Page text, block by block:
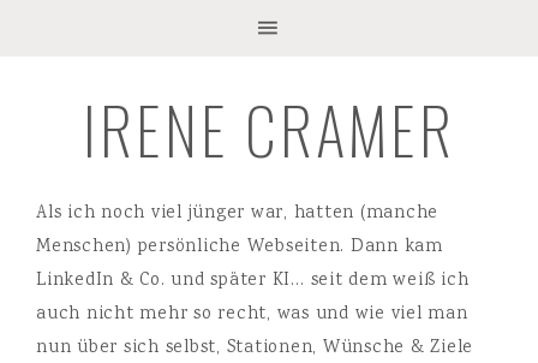
IRENE CRAMER
Als ich noch viel jünger war, hatten (manche
Menschen) persönliche Webseiten. Dann kam
LinkedIn & Co. und später KI… seit dem weiß ich
auch nicht mehr so recht, was und wie viel man
nun über sich selbst, Stationen, Wünsche & Ziele